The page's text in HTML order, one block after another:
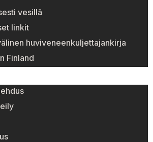
vesillä
linkit
huviveneenkuljettajankirja
Finland